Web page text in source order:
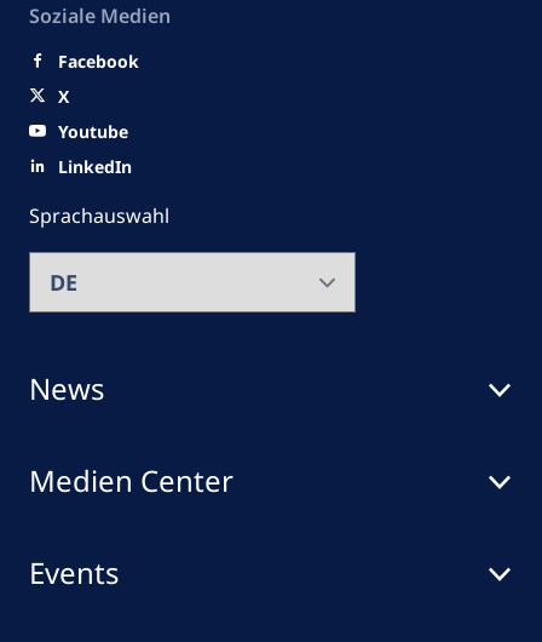
News
Medien Center
Events
Soziale Medien
Facebook
X
Youtube
LinkedIn
Sprachauswahl